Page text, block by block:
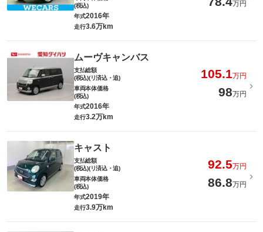
(税込)
万円
年式2016年
走行3.6万km
ムーヴキャンバス
支払総額
(税込)(リ済込・追)
105.1万円
車両本体価格
(税込)
98万円
年式2016年
走行3.2万km
キャスト
支払総額
(税込)(リ済込・追)
92.5万円
車両本体価格
(税込)
86.8万円
年式2019年
走行3.9万km